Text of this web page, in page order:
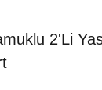
2'li